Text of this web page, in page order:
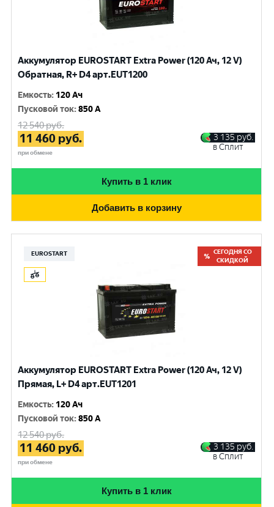
Аккумулятор EUROSTART Extra Power (120 Ач, 12 V)
Обратная, R+ D4 арт.EUT1200
Емкость: 120 Ач
Пусковой ток:850 A
12 540руб.
11 460 руб.
при обмене
3 135 руб.
в Сплит
Купить в 1 клик
Добавить в корзину
EUROSTART
СЕГОДНЯ СО
СКИДКОЙ
Аккумулятор EUROSTART Extra Power (120 Ач, 12 V)
Прямая, L+ D4 арт.EUT1201
Емкость: 120 Ач
Пусковой ток:850 A
12 540руб.
11 460 руб.
при обмене
3 135 руб.
в Сплит
Купить в 1 клик